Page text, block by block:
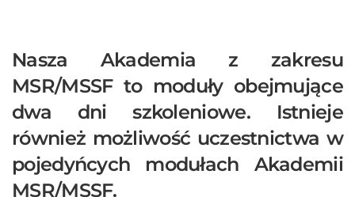
Nasza Akademia z zakresu
MSR/MSSF to moduły obejmujące
dwa dni szkoleniowe. Istnieje
również możliwość uczestnictwa w
pojedyńcych modułach Akademii
MSR/MSSF.